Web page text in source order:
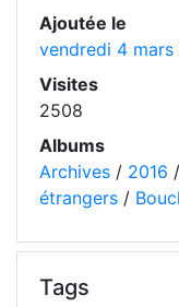
Ajoutée le
vendredi 4 mars
Visites
2508
Albums
Archives / 2016 /
étrangers /
Tags